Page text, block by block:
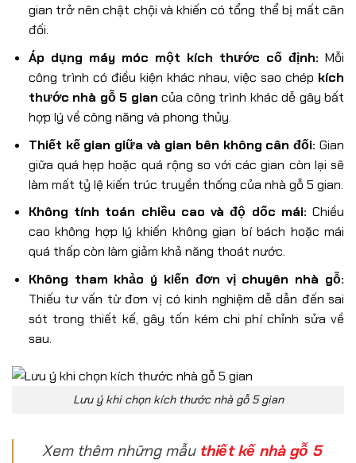
gian trở nên chật chội và khiến có tổng thể bị mất cân
đối.
Áp dụng máy móc một kích thước cố định: Mỗi
công trình có điều kiện khác nhau, việc sao chép kích
thước nhà gỗ 5 gian của công trình khác dễ gây bất
hợp lý về công năng và phong thủy.
Thiết kế gian giữa và gian bên không cân đối: Gian
giữa quá hẹp hoặc quá rộng so với các gian còn lại sẽ
làm mất tỷ lệ kiến trúc truyền thống của nhà gỗ 5 gian.
Không tính toán chiều cao và độ dốc mái: Chiều
cao không hợp lý khiến không gian bí bách hoặc mái
quá thấp còn làm giảm khả năng thoát nước.
Không tham khảo ý kiến đơn vị chuyên nhà gỗ:
Thiếu tư vấn từ đơn vị có kinh nghiệm dễ dẫn đến sai
sót trong thiết kế, gây tốn kém chi phí chỉnh sửa về
sau.
Lưu ý khi chọn kích thước nhà gỗ 5 gian
Xem thêm những mẫu thiết kế nhà gỗ 5